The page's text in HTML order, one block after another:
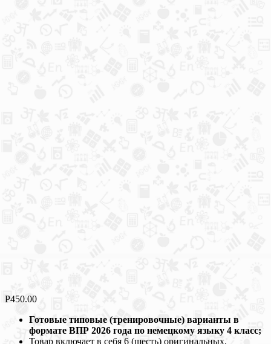
Р450.00
Готовые типовые (тренировочные) варианты в
формате ВПР 2026 года по немецкому языку 4 класс;
Товар включает в себя 6 (шесть) оригинальных,